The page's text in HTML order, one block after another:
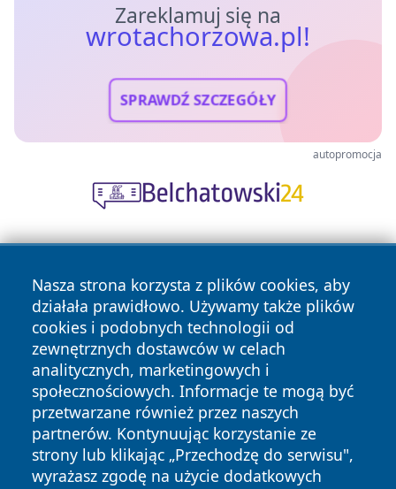
Zareklamuj się na
wrotachorzowa.pl!
SPRAWDŹ SZCZEGÓŁY
autopromocja
Nasza strona korzysta z plików cookies, aby
działała prawidłowo. Używamy także plików
cookies i podobnych technologii od
zewnętrznych dostawców w celach
analitycznych, marketingowych i
społecznościowych. Informacje te mogą być
przetwarzane również przez naszych
partnerów. Kontynuując korzystanie ze
strony lub klikając „Przechodzę do serwisu",
wyrażasz zgodę na użycie dodatkowych
Copyright © 2026 wrotachorzowa.pl Wszystkie prawa
zastrzeżone.
News Autorzy
Polityka
Prywatności
Polityka
Cookies